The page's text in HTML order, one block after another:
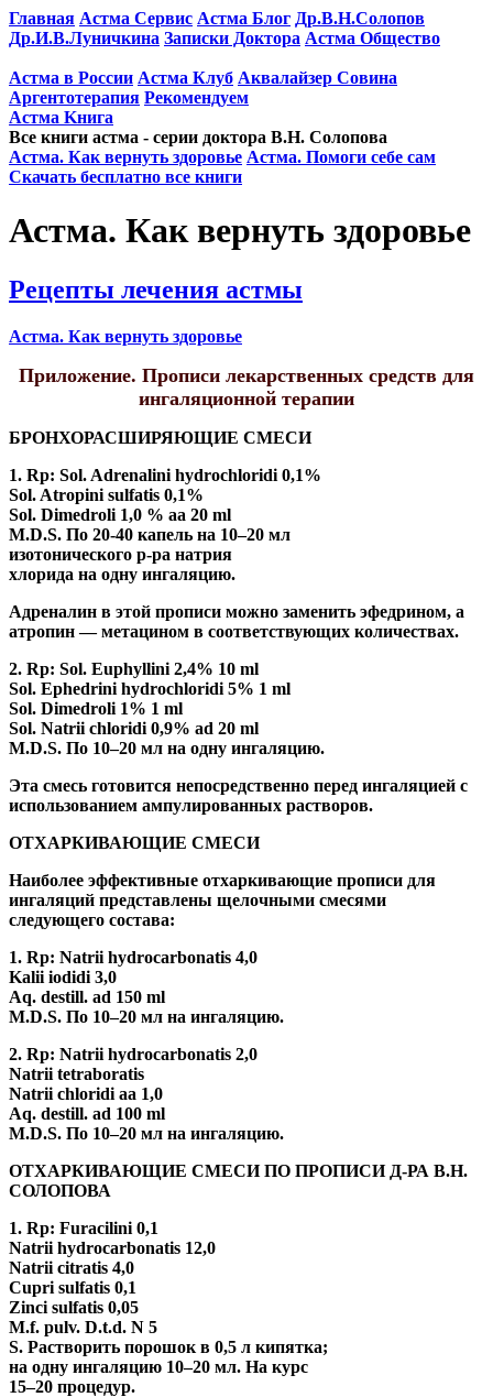
Главная Астма Сервис Астма Блог Др.В.Н.Солопов
Др.И.В.Луничкина Записки Доктора Астма Общество
Астма в России Астма Клуб Аквалайзер Совина
Аргентотерапия Рекомендуем
Астма Kнига
Все книги астма - серии доктора В.Н. Солопова
Астма. Как вернуть здоровье Астма. Помоги себе сам
Скачать бесплатно все книги
Астма. Как вернуть здоровье
Рецепты лечения астмы
Астма. Как вернуть здоровье
Приложение. Прописи лекарственных средств для
ингаляционной терапии
БРОНХОРАСШИРЯЮЩИЕ СМЕСИ
1. Rp: Sol. Adrenalini hydrochloridi 0,1%
Sol. Atropini sulfatis 0,1%
Sol. Dimedroli 1,0 % aa 20 ml
M.D.S. По 20-40 капель на 10–20 мл
изотонического р-ра натрия
хлорида на одну ингаляцию.
Адреналин в этой прописи можно заменить эфедрином, а
атропин — метацином в соответствующих количествах.
2. Rp: Sol. Euphyllini 2,4% 10 ml
Sol. Ephedrini hydrochloridi 5% 1 ml
Sol. Dimedroli 1% 1 ml
Sol. Natrii chloridi 0,9% ad 20 ml
M.D.S. По 10–20 мл на одну ингаляцию.
Эта смесь готовится непосредственно перед ингаляцией с
использованием ампулированных растворов.
ОТХАРКИВАЮЩИЕ СМЕСИ
Наиболее эффективные отхаркивающие прописи для
ингаляций представлены щелочными смесями
следующего состава:
1. Rp: Natrii hydrocarbonatis 4,0
Kalii iodidi 3,0
Aq. destill. ad 150 ml
M.D.S. По 10–20 мл на ингаляцию.
2. Rp: Natrii hydrocarbonatis 2,0
Natrii tetraboratis
Natrii chloridi aa 1,0
Aq. destill. ad 100 ml
M.D.S. По 10–20 мл на ингаляцию.
ОТХАРКИВАЮЩИЕ СМЕСИ ПО ПРОПИСИ Д-РА В.Н.
СОЛОПОВА
1. Rp: Furacilini 0,1
Natrii hydrocarbonatis 12,0
Natrii citratis 4,0
Cupri sulfatis 0,1
Zinci sulfatis 0,05
M.f. pulv. D.t.d. N 5
S. Растворить порошок в 0,5 л кипятка;
на одну ингаляцию 10–20 мл. На курс
15–20 процедур.